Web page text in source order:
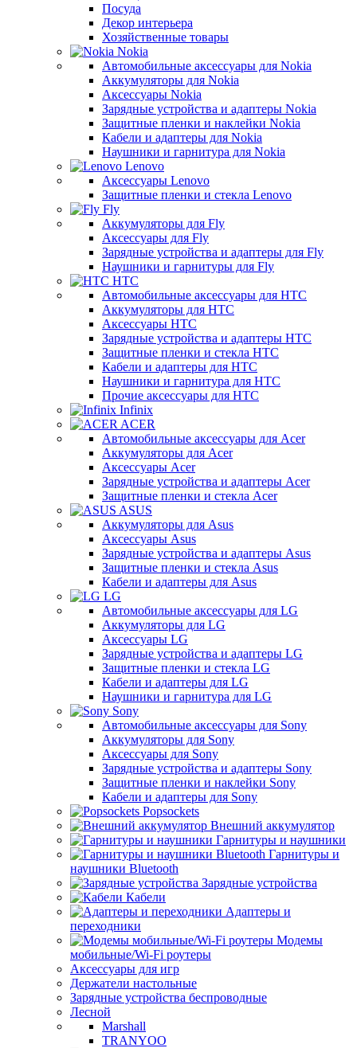
Посуда
Декор интерьера
Хозяйственные товары
Nokia
Автомобильные аксессуары для Nokia
Аккумуляторы для Nokia
Аксессуары Nokia
Зарядные устройства и адаптеры Nokia
Защитные пленки и наклейки Nokia
Кабели и адаптеры для Nokia
Наушники и гарнитура для Nokia
Lenovo
Аксессуары Lenovo
Защитные пленки и стекла Lenovo
Fly
Аккумуляторы для Fly
Аксессуары для Fly
Зарядные устройства и адаптеры для Fly
Наушники и гарнитуры для Fly
HTC
Автомобильные аксессуары для HTC
Аккумуляторы для HTC
Аксессуары HTC
Зарядные устройства и адаптеры HTC
Защитные пленки и стекла HTC
Кабели и адаптеры для HTC
Наушники и гарнитура для HTC
Прочие аксессуары для HTC
Infinix
ACER
Автомобильные аксессуары для Acer
Аккумуляторы для Acer
Аксессуары Acer
Зарядные устройства и адаптеры Acer
Защитные пленки и стекла Acer
ASUS
Аккумуляторы для Asus
Аксессуары Asus
Зарядные устройства и адаптеры Asus
Защитные пленки и стекла Asus
Кабели и адаптеры для Asus
LG
Автомобильные аксессуары для LG
Аккумуляторы для LG
Аксессуары LG
Зарядные устройства и адаптеры LG
Защитные пленки и стекла LG
Кабели и адаптеры для LG
Наушники и гарнитура для LG
Sony
Автомобильные аксессуары для Sony
Аккумуляторы для Sony
Аксессуары для Sony
Зарядные устройства и адаптеры Sony
Защитные пленки и наклейки Sony
Кабели и адаптеры для Sony
Popsockets
Внешний аккумулятор
Гарнитуры и наушники
Гарнитуры и
наушники Bluetooth
Зарядные устройства
Кабели
Адаптеры и
переходники
Модемы
мобильные/Wi-Fi роутеры
Аксессуары для игр
Держатели настольные
Зарядные устройства беспроводные
Лесной
Marshall
TRANYOO